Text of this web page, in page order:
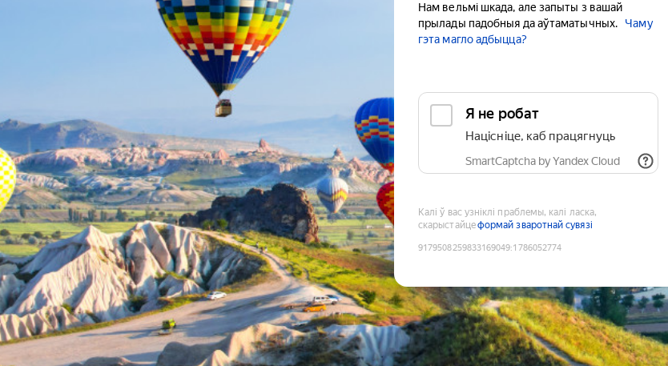
Нам вельмі шкада, але запыты з вашай
прылады падобныя да аўтаматычных.
Чаму
гэта магло адбыцца?
Я не робат
Націсніце, каб працягнуць
SmartCaptcha by Yandex Cloud
Калі ў вас узніклі праблемы, калі ласка,
скарыстайцеформай зваротнай сувязі
9179508259833169049:1786052774